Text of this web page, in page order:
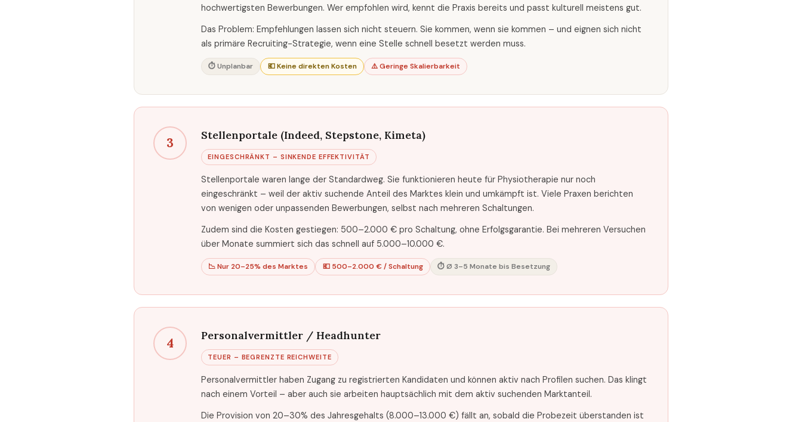
hochwertigsten Bewerbungen. Wer empfohlen wird, kennt die Praxis bereits und passt kulturell meistens gut.
Das Problem: Empfehlungen lassen sich nicht steuern. Sie kommen, wenn sie kommen – und eignen sich nicht
als primäre Recruiting-Strategie, wenn eine Stelle schnell besetzt werden muss.
⏱ Unplanbar 💶 Keine direkten Kosten ⚠️ Geringe Skalierbarkeit
3 Stellenportale (Indeed, Stepstone, Kimeta)
EINGESCHRÄNKT – SINKENDE EFFEKTIVITÄT
Stellenportale waren lange der Standardweg. Sie funktionieren heute für Physiotherapie nur noch
eingeschränkt – weil der aktiv suchende Anteil des Marktes klein und umkämpft ist. Viele Praxen berichten
von wenigen oder unpassenden Bewerbungen, selbst nach mehreren Schaltungen.
Zudem sind die Kosten gestiegen: 500–2.000 € pro Schaltung, ohne Erfolgsgarantie. Bei mehreren Versuchen
über Monate summiert sich das schnell auf 5.000–10.000 €.
📉 Nur 20–25% des Marktes 💶 500–2.000 € / Schaltung ⏱ Ø 3–5 Monate bis Besetzung
4 Personalvermittler / Headhunter
TEUER – BEGRENZTE REICHWEITE
Personalvermittler haben Zugang zu registrierten Kandidaten und können aktiv nach Profilen suchen. Das klingt
nach einem Vorteil – aber auch sie arbeiten hauptsächlich mit dem aktiv suchenden Marktanteil.
Die Provision von 20–30% des Jahresgehalts (8.000–13.000 €) fällt an, sobald die Probezeit überstanden ist